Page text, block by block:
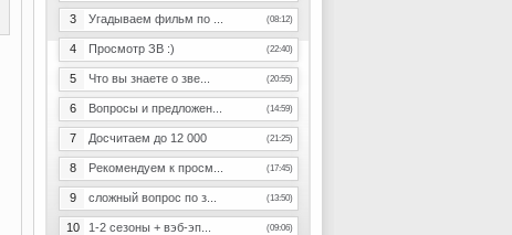
3 Угадываем фильм по ... (08:12)
4 Просмотр ЗВ :) (22:40)
5 Что вы знаете о зве... (20:55)
6 Вопросы и предложен... (14:59)
7 Досчитаем до 12 000 (21:25)
8 Рекомендуем к просм... (17:45)
9 сложный вопрос по з... (13:50)
10 1-2 сезоны + вэб-эп... (09:06)